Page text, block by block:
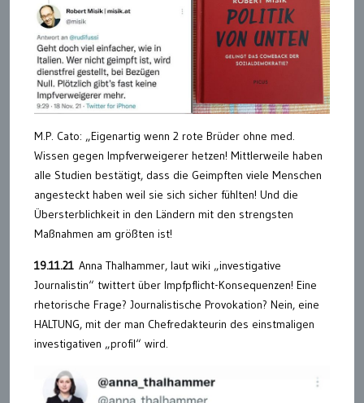
M.P. Cato: „Eigenartig wenn 2 rote Brüder ohne med.
Wissen gegen Impfverweigerer hetzen! Mittlerweile haben
alle Studien bestätigt, dass die Geimpften viele Menschen
angesteckt haben weil sie sich sicher fühlten! Und die
Übersterblichkeit in den Ländern mit den strengsten
Maßnahmen am größten ist!
19.11.21 Anna Thalhammer, laut wiki „investigative
Journalistin“ twittert über Impfpflicht-Konsequenzen! Eine
rhetorische Frage? Journalistische Provokation? Nein, eine
HALTUNG, mit der man Chefredakteurin des einstmaligen
investigativen „profil“ wird.